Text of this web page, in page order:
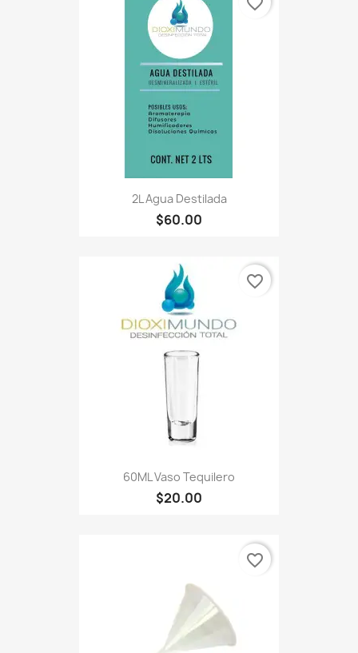
2L Agua Destilada
$60.00
60ML Vaso Tequilero
$20.00
favorite_border
favorite_border